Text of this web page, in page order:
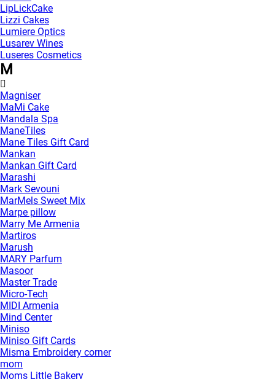
LipLickCake
Lizzi Cakes
Lumiere Optics
Lusarev Wines
Luseres Cosmetics
M
Magniser
MaMi Cake
Mandala Spa
ManeTiles
Mane Tiles Gift Card
Mankan
Mankan Gift Card
Marashi
Mark Sevouni
MarMels Sweet Mix
Marpe pillow
Marry Me Armenia
Martiros
Marush
MARY Parfum
Masoor
Master Trade
Micro-Tech
MIDI Armenia
Mind Center
Miniso
Miniso Gift Cards
Misma Embroidery corner
mom
Moms Little Bakery